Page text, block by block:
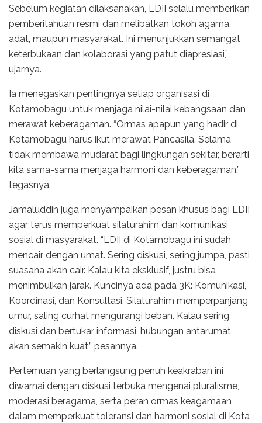
Sebelum kegiatan dilaksanakan, LDII selalu memberikan
pemberitahuan resmi dan melibatkan tokoh agama,
adat, maupun masyarakat. Ini menunjukkan semangat
keterbukaan dan kolaborasi yang patut diapresiasi,”
ujarnya.
Ia menegaskan pentingnya setiap organisasi di
Kotamobagu untuk menjaga nilai-nilai kebangsaan dan
merawat keberagaman. “Ormas apapun yang hadir di
Kotamobagu harus ikut merawat Pancasila. Selama
tidak membawa mudarat bagi lingkungan sekitar, berarti
kita sama-sama menjaga harmoni dan keberagaman,”
tegasnya.
Jamaluddin juga menyampaikan pesan khusus bagi LDII
agar terus memperkuat silaturahim dan komunikasi
sosial di masyarakat. “LDII di Kotamobagu ini sudah
mencair dengan umat. Sering diskusi, sering jumpa, pasti
suasana akan cair. Kalau kita eksklusif, justru bisa
menimbulkan jarak. Kuncinya ada pada 3K: Komunikasi,
Koordinasi, dan Konsultasi. Silaturahim memperpanjang
umur, saling curhat mengurangi beban. Kalau sering
diskusi dan bertukar informasi, hubungan antarumat
akan semakin kuat,” pesannya.
Pertemuan yang berlangsung penuh keakraban ini
diwarnai dengan diskusi terbuka mengenai pluralisme,
moderasi beragama, serta peran ormas keagamaan
dalam memperkuat toleransi dan harmoni sosial di Kota